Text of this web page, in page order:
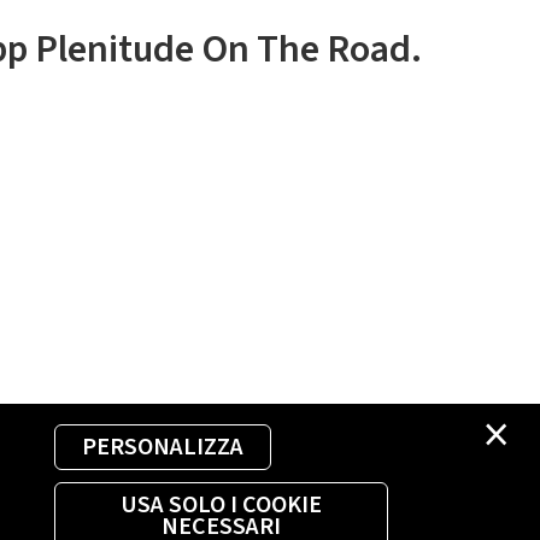
×
PERSONALIZZA
USA SOLO I COOKIE
NECESSARI
Plenitude On The Road.